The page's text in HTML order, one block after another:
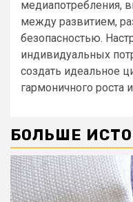
медиапотребления,
между развитием,
безопасностью.
индивидуальных
создать идеальное
гармоничного роста
БОЛЬШЕ